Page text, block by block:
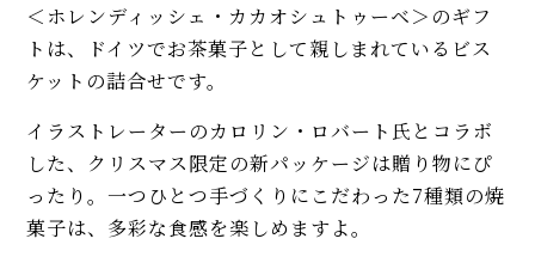
＜ホレンディッシェ・カカオシュトゥーベ＞のギフ
トは、ドイツでお茶菓子として親しまれているビス
ケットの詰合せです。
イラストレーターのカロリン・ロバート氏とコラボ
した、クリスマス限定の新パッケージは贈り物にぴ
ったり。一つひとつ手づくりにこだわった7種類の焼
菓子は、多彩な食感を楽しめますよ。